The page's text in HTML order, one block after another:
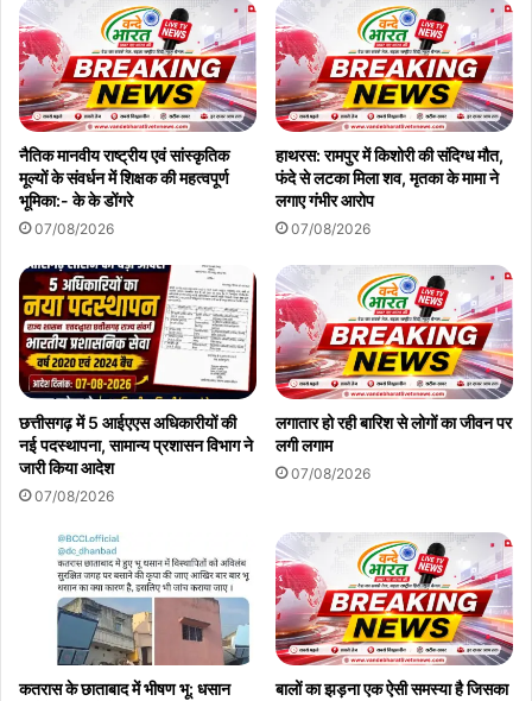
नैतिक मानवीय राष्ट्रीय एवं सांस्कृतिक
मूल्यों के संवर्धन में शिक्षक की महत्वपूर्ण
भूमिका:- के के डोंगरे
07/08/2026
हाथरस: रामपुर में किशोरी की संदिग्ध मौत,
फंदे से लटका मिला शव, मृतका के मामा ने
लगाए गंभीर आरोप
07/08/2026
छत्तीसगढ़ में 5 आईएएस अधिकारीयों की
नई पदस्थापना, सामान्य प्रशासन विभाग ने
जारी किया आदेश
07/08/2026
लगातार हो रही बारिश से लोगों का जीवन पर
लगी लगाम
07/08/2026
कतरास के छाताबाद में भीषण भू: धसान
बालों का झड़ना एक ऐसी समस्या है जिसका